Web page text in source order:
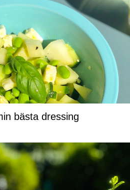
bästa dressing